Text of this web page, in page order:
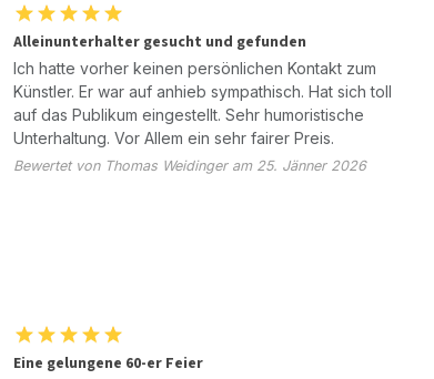
Alleinunterhalter gesucht und gefunden
Ich hatte vorher keinen persönlichen Kontakt zum
Künstler. Er war auf anhieb sympathisch. Hat sich toll
auf das Publikum eingestellt. Sehr humoristische
Unterhaltung. Vor Allem ein sehr fairer Preis.
Bewertet von Thomas Weidinger am 25. Jänner 2026
Eine gelungene 60-er Feier